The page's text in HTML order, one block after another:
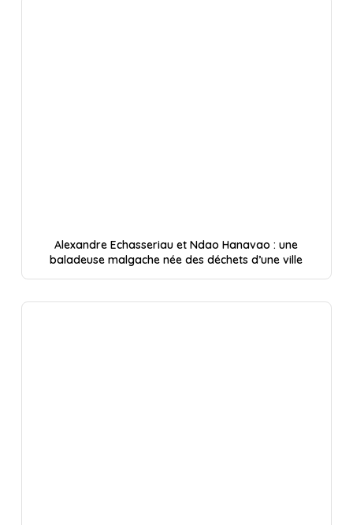
Alexandre Echasseriau et Ndao Hanavao : une
baladeuse malgache née des déchets d’une ville